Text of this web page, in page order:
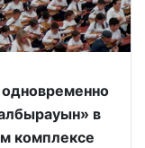
в
комплексе